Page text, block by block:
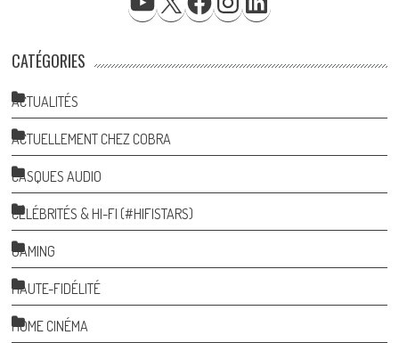
CATÉGORIES
ACTUALITÉS
ACTUELLEMENT CHEZ COBRA
CASQUES AUDIO
CÉLÉBRITÉS & HI-FI (#HIFISTARS)
GAMING
HAUTE-FIDÉLITÉ
HOME CINÉMA